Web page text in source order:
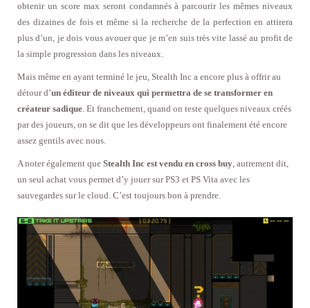
obtenir un score max seront condamnés à parcourir les mêmes niveaux
des dizaines de fois et même si la recherche de la perfection en attirera
plus d’un, je dois vous avouer que je m’en suis très vite lassé au profit de
la simple progression dans les niveaux.
Mais même en ayant terminé le jeu, Stealth Inc a encore plus à offrir au
détour d’un éditeur de niveaux qui permettra de se transformer en
créateur sadique. Et franchement, quand on teste quelques niveaux créés
par des joueurs, on se dit que les développeurs ont finalement été encore
assez gentils avec nous.
A noter également que Stealth Inc est vendu en cross buy, autrement dit,
un seul achat vous permet d’y jouer sur PS3 et PS Vita avec les
sauvegardes sur le cloud. C’est toujours bon à prendre.